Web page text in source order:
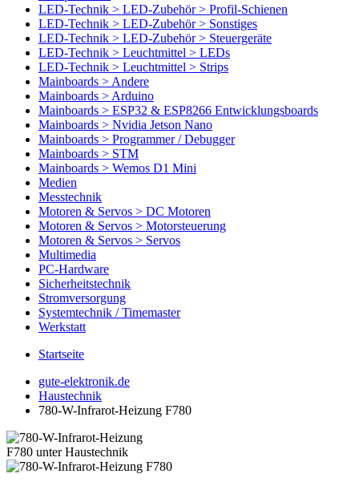
LED-Technik > LED-Zubehör > Profil-Schienen
LED-Technik > LED-Zubehör > Sonstiges
LED-Technik > LED-Zubehör > Steuergeräte
LED-Technik > Leuchtmittel > LEDs
LED-Technik > Leuchtmittel > Strips
Mainboards > Andere
Mainboards > Arduino
Mainboards > ESP32 & ESP8266 Entwicklungsboards
Mainboards > Nvidia Jetson Nano
Mainboards > Programmer / Debugger
Mainboards > STM
Mainboards > Wemos D1 Mini
Medien
Messtechnik
Motoren & Servos > DC Motoren
Motoren & Servos > Motorsteuerung
Motoren & Servos > Servos
Multimedia
PC-Hardware
Sicherheitstechnik
Stromversorgung
Systemtechnik / Timemaster
Werkstatt
Startseite
gute-elektronik.de
Haustechnik
780-W-Infrarot-Heizung F780